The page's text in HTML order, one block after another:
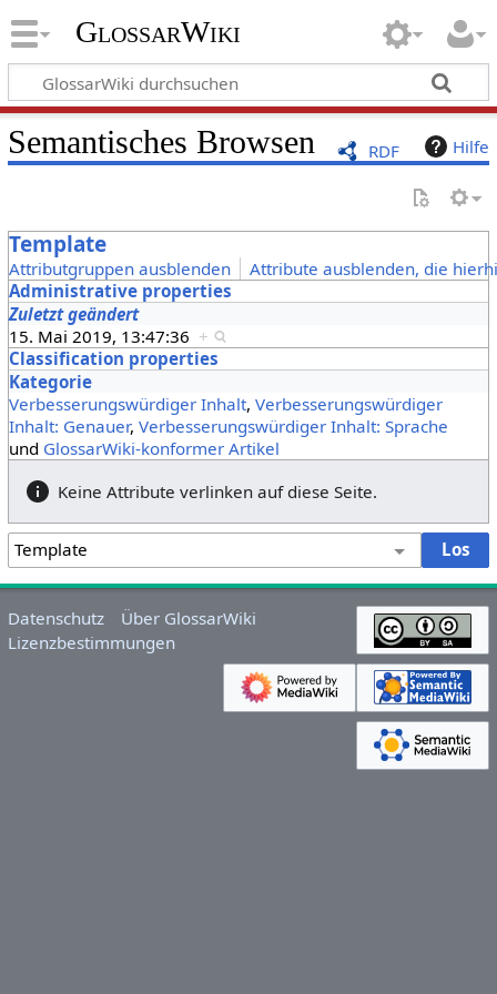
GlossarWiki
RDF Hilfe
Semantisches Browsen
Template
Attributgruppen ausblenden
Attribute ausblenden, die
Administrative properties
Zuletzt geändert
15. Mai 2019, 13:47:36 +
Classification properties
Kategorie
Verbesserungswürdiger Inhalt, Verbesserungswürdiger
Inhalt: Genauer, Verbesserungswürdiger Inhalt: Sprache
und GlossarWiki-konformer Artikel
Keine Attribute verlinken auf diese Seite.
Datenschutz
Über GlossarWiki
Lizenzbestimmungen